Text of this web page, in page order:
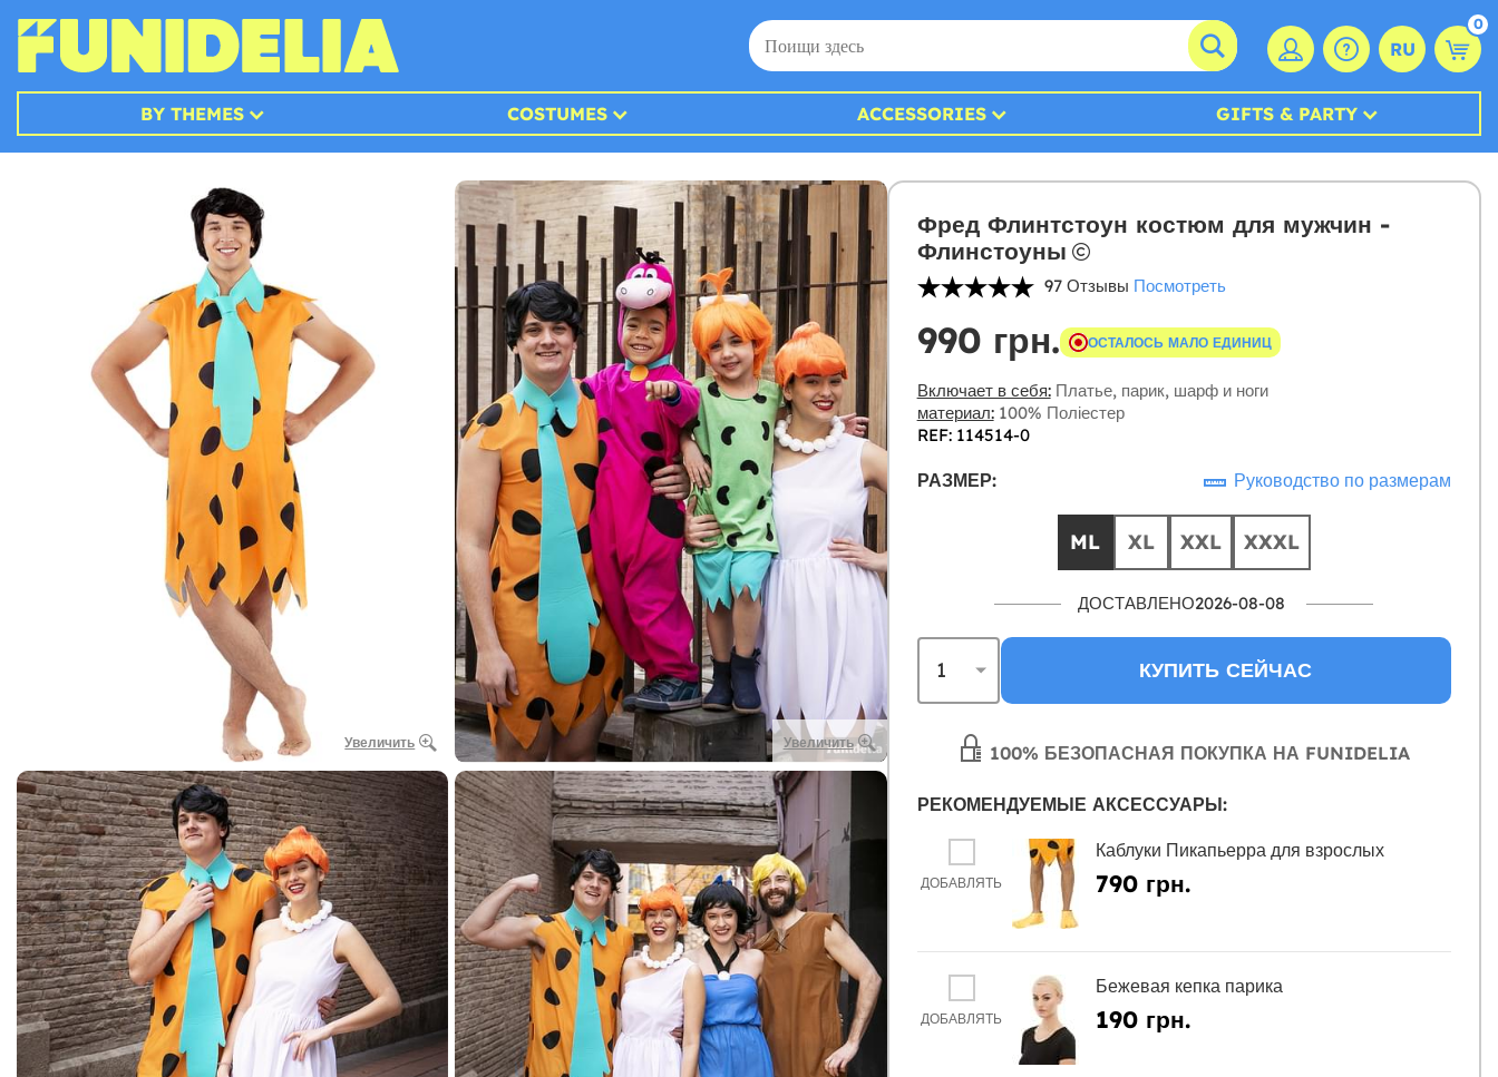
RU
0
BY THEMES COSTUMES ACCESSORIES GIFTS & PARTY
Увеличить Увеличить
Фред Флинтстоун костюм для мужчин -
Флинстоуны
97 Отзывы Посмотреть
990 грн. ОСТАЛОСЬ МАЛО ЕДИНИЦ
Включает в себя:Платье, парик, шарф и ноги
материал:100% Поліестер
REF: 114514-0
РАЗМЕР: Руководство по размерам
ML XL XXL XXXL
ДОСТАВЛЕНО2026-08-08
КУПИТЬ СЕЙЧАС
100% БЕЗОПАСНАЯ ПОКУПКА НА FUNIDELIA
РЕКОМЕНДУЕМЫЕ АКСЕССУАРЫ:
ДОБАВЛЯТЬ
Каблуки Пикапьерра для взрослых
790 грн.
ДОБАВЛЯТЬ
Бежевая кепка парика
190 грн.